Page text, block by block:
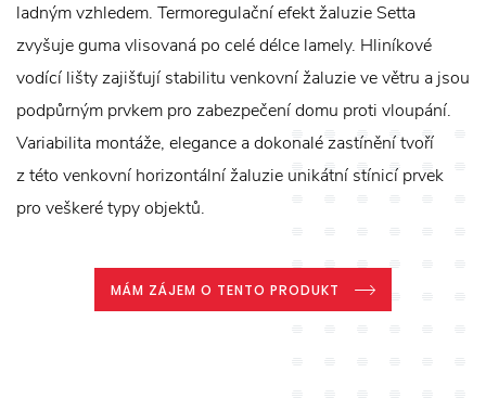
ladným vzhledem. Termoregulační efekt žaluzie Setta
zvyšuje guma vlisovaná po celé délce lamely. Hliníkové
vodící lišty zajišťují stabilitu venkovní žaluzie ve větru a jsou
podpůrným prvkem pro zabezpečení domu proti vloupání.
Variabilita montáže, elegance a dokonalé zastínění tvoří
z této venkovní horizontální žaluzie unikátní stínicí prvek
pro veškeré typy objektů.
MÁM ZÁJEM O TENTO PRODUKT